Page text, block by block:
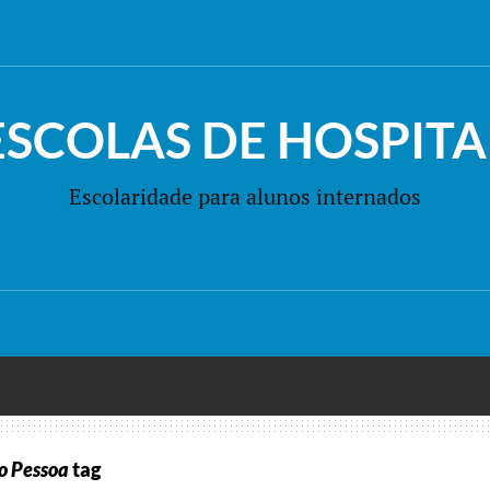
DE
Escolaridade para alunos internados
Pessoatag